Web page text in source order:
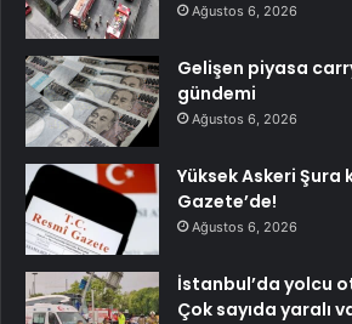
Ağustos 6, 2026
Gelişen piyasa
gündemi
Ağustos 6, 2026
Yüksek Askeri Şura
Gazete’de!
Ağustos 6, 2026
İstanbul’da yolcu
Çok sayıda yaralı